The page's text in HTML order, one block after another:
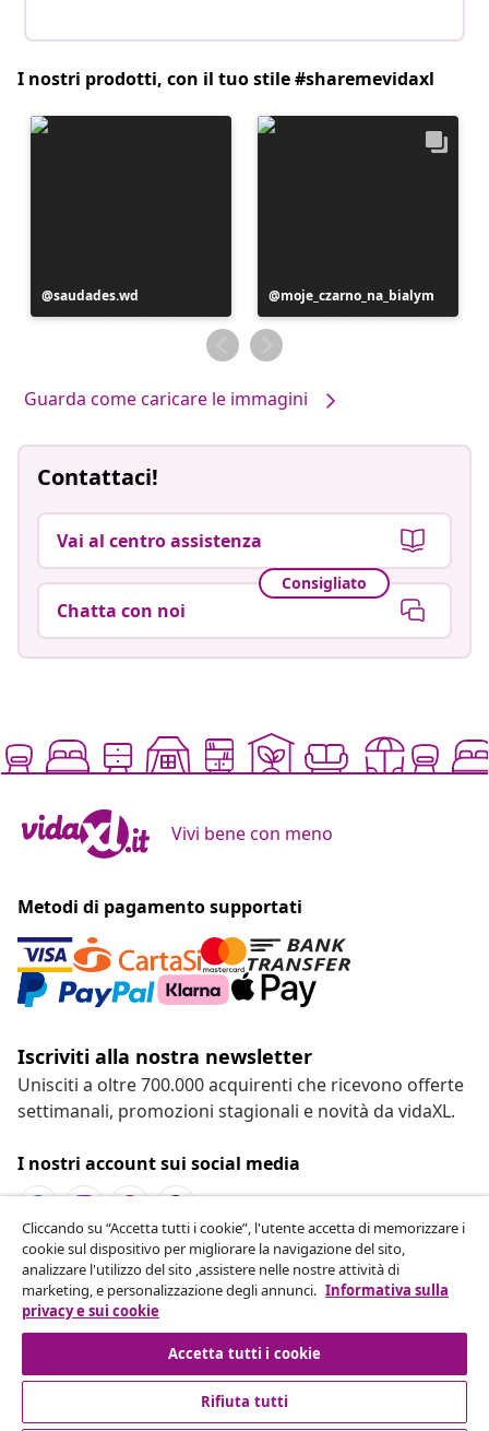
I nostri prodotti, con il tuo stile #sharemevidaxl
Post
pubblicato
saudades.wd
Post
pubblicato
da
moje_czarno_na_bialym
Guarda come caricare le immagini
Contattaci!
Vai al centro assistenza
Consigliato
Chatta con noi
Vivi bene con meno
Metodi di pagamento supportati
Iscriviti alla nostra newsletter
Unisciti a oltre 700.000 acquirenti che ricevono offerte
settimanali, promozioni stagionali e novità da vidaXL.
I nostri account sui social media
Recesso dal contratto
Invia una richiesta di recesso per il tuo ordine.
Recesso dal contratto
Cliccando su “Accetta tutti i cookie”, l'utente accetta di memorizzare i
cookie sul dispositivo per migliorare la navigazione del sito,
analizzare l'utilizzo del sito ,assistere nelle nostre attività di
marketing, e personalizzazione degli annunci. Informativa sulla
privacy e sui cookie
Accetta tutti i cookie
Rifiuta tutti